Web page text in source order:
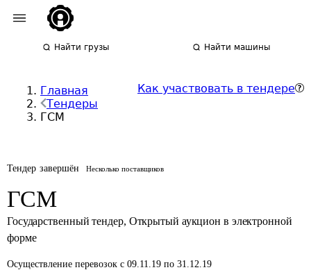
Найти грузы Найти машины
Главная
Тендеры
ГСМ
Как участвовать в тендере
Тендер завершён Несколько поставщиков
ГСМ
Государственный тендер, Открытый аукцион в электронной
форме
Осуществление перевозок с 09.11.19 по 31.12.19